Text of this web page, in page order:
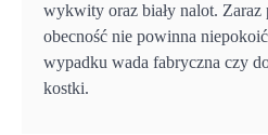
wykwity oraz biały nalot. Zaraz
obecność nie powinna
wypadku wada fabryczna czy
kostki.